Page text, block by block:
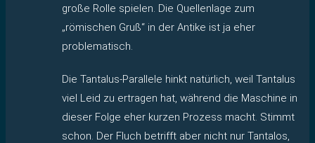
große Rolle spielen. Die Quellenlage zum
„römischen Gruß“ in der Antike ist ja eher
problematisch.
Die Tantalus-Parallele hinkt natürlich, weil Tantalus
viel Leid zu ertragen hat, während die Maschine in
dieser Folge eher kurzen Prozess macht. Stimmt
schon. Der Fluch betrifft aber nicht nur Tantalos,